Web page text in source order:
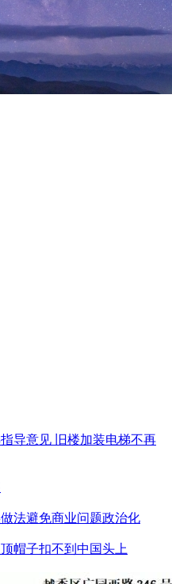
导意见 旧楼加装电梯不再
法避免商业问题政治化
帽子扣不到中国头上